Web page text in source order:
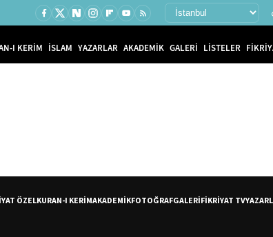
I KERİM İSLAM YAZARLAR AKADEMİK GALERİ LİSTELER
ÖZELKURAN-I KERİMAKADEMİKFOTOĞRAFGALERİFİKRİYAT TV